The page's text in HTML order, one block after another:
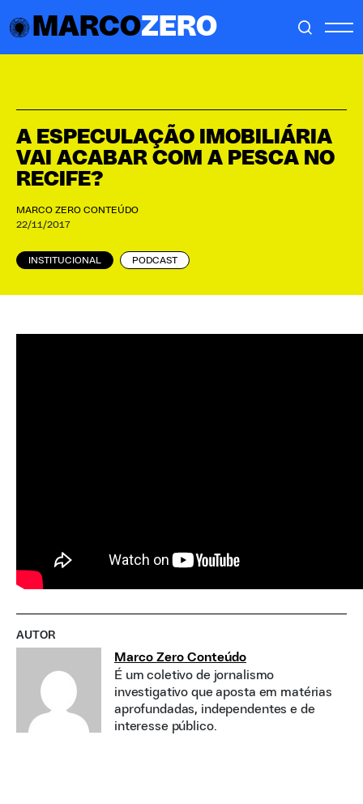
MARCOZERO
A ESPECULAÇÃO IMOBILIÁRIA
VAI ACABAR COM A PESCA NO
RECIFE?
MARCO ZERO CONTEÚDO
22/11/2017
INSTITUCIONAL PODCAST
AUTOR
Marco Zero Conteúdo
É um coletivo de jornalismo
investigativo que aposta em matérias
aprofundadas, independentes e de
interesse público.